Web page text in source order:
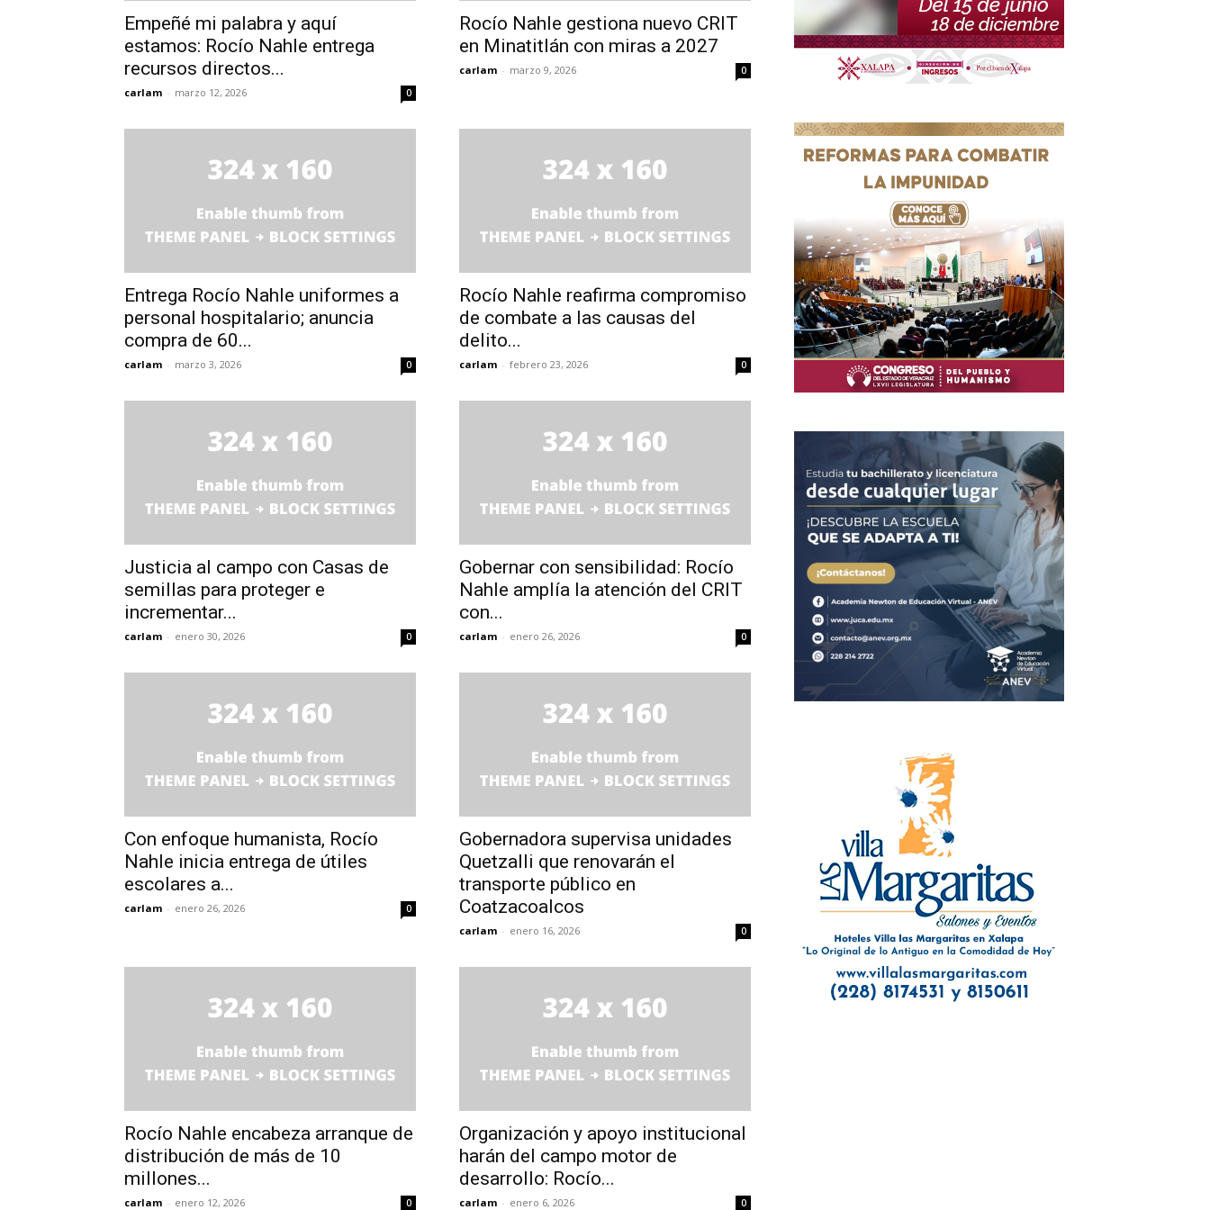
Empeñé mi palabra y aquí
estamos: Rocío Nahle entrega
recursos directos...
carlam - marzo 12, 2026 0
Rocío Nahle gestiona nuevo CRIT
en Minatitlán con miras a 2027
carlam - marzo 9, 2026 0
Entrega Rocío Nahle uniformes a
personal hospitalario; anuncia
compra de 60...
carlam - marzo 3, 2026 0
Rocío Nahle reafirma compromiso
de combate a las causas del
delito...
carlam - febrero 23, 2026 0
Justicia al campo con Casas de
semillas para proteger e
incrementar...
carlam - enero 30, 2026 0
Gobernar con sensibilidad: Rocío
Nahle amplía la atención del CRIT
con...
carlam - enero 26, 2026 0
Con enfoque humanista, Rocío
Nahle inicia entrega de útiles
escolares a...
carlam - enero 26, 2026 0
Gobernadora supervisa unidades
Quetzalli que renovarán el
transporte público en
Coatzacoalcos
carlam - enero 16, 2026 0
Rocío Nahle encabeza arranque de
distribución de más de 10
millones...
carlam - enero 12, 2026 0
Organización y apoyo institucional
harán del campo motor de
desarrollo: Rocío...
carlam - enero 6, 2026 0